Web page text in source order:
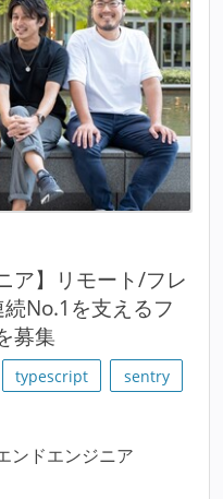
ア】リモート/フレ
No.1を支えるフ
募集
typescript
sentry
ンドエンジニア